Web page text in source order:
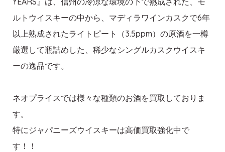
ルトウイスキーの中から、マディラワインカスクで6年
以上熟成されたライトピート（3.5ppm）の原酒を一樽
厳選して瓶詰めした、稀少なシングルカスクウイスキ
ーの逸品です。
ネオプライスでは様々な種類のお酒を買取しておりま
す。
特にジャパニーズウイスキーは高価買取強化中で
す！！